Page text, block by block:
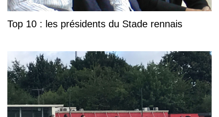
Top 10 : les présidents du Stade rennais